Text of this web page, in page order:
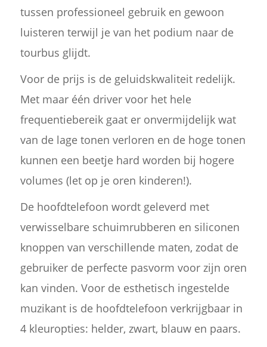
tussen professioneel gebruik en gewoon
luisteren terwijl je van het podium naar de
tourbus glijdt.
Voor de prijs is de geluidskwaliteit redelijk.
Met maar één driver voor het hele
frequentiebereik gaat er onvermijdelijk wat
van de lage tonen verloren en de hoge tonen
kunnen een beetje hard worden bij hogere
volumes (let op je oren kinderen!).
De hoofdtelefoon wordt geleverd met
verwisselbare schuimrubberen en siliconen
knoppen van verschillende maten, zodat de
gebruiker de perfecte pasvorm voor zijn oren
kan vinden. Voor de esthetisch ingestelde
muzikant is de hoofdtelefoon verkrijgbaar in
4 kleuropties: helder, zwart, blauw en paars.